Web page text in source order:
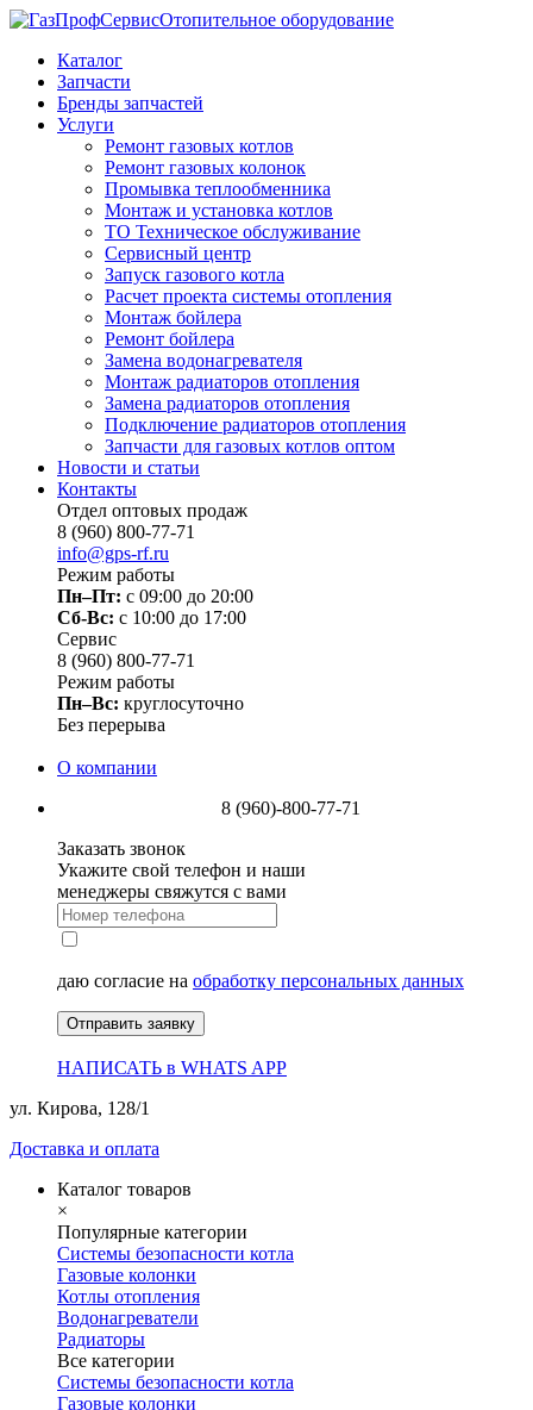
Отопительное оборудование
Каталог
Запчасти
Бренды запчастей
Услуги
Ремонт газовых котлов
Ремонт газовых колонок
Промывка теплообменника
Монтаж и установка котлов
ТО Техническое обслуживание
Сервисный центр
Запуск газового котла
Расчет проекта системы отопления
Монтаж бойлера
Ремонт бойлера
Замена водонагревателя
Монтаж радиаторов отопления
Замена радиаторов отопления
Подключение радиаторов отопления
Запчасти для газовых котлов оптом
Новости и статьи
Контакты
Отдел оптовых продаж
8 (960) 800-77-71
info@gps-rf.ru
Режим работы
Пн–Пт: с 09:00 до 20:00
Сб-Вс: c 10:00 до 17:00
Сервис
8 (960) 800-77-71
Режим работы
Пн–Вс: круглосуточно
Без перерыва
О компании
8 (960)-800-77-71
Заказать звонок
Укажите свой телефон и наши
менеджеры свяжутся с вами
даю согласие на обработку персональных данных
Отправить заявку
НАПИСАТЬ в WHATS APP
ул. Кирова, 128/1
Доставка и оплата
Каталог товаров
×
Популярные категории
Системы безопасности котла
Газовые колонки
Котлы отопления
Водонагреватели
Радиаторы
Все категории
Системы безопасности котла
Газовые колонки